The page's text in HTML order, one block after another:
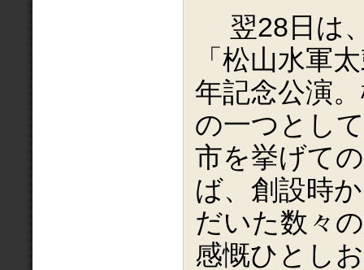
翌28日は
「松山水軍
年記念公演
の一つとし
市を挙げて
ば、創設時
だいた数々
感慨ひとし